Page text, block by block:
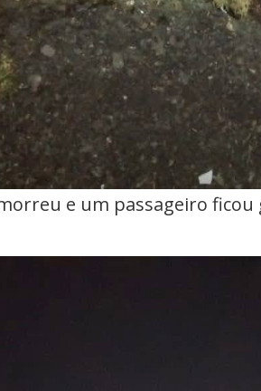
e um passageiro ficou